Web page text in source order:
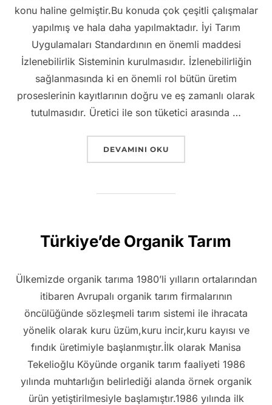
konu haline gelmiştir.Bu konuda çok çeşitli çalışmalar
yapılmış ve hala daha yapılmaktadır. İyi Tarım
Uygulamaları Standardının en önemli maddesi
İzlenebilirlik Sisteminin kurulmasıdır. İzlenebilirliğin
sağlanmasında ki en önemli rol bütün üretim
proseslerinin kayıtlarının doğru ve eş zamanlı olarak
tutulmasıdır. Üretici ile son tüketici arasında …
“TARIMSAL ÜRÜNLERIN
DEVAMINI OKU
Türkiye’de Organik Tarım
Ülkemizde organik tarıma 1980’li yılların ortalarından
itibaren Avrupalı organik tarım firmalarının
öncülüğünde sözleşmeli tarım sistemi ile ihracata
yönelik olarak kuru üzüm,kuru incir,kuru kayısı ve
fındık üretimiyle başlanmıştır.İlk olarak Manisa
Tekelioğlu Köyünde organik tarım faaliyeti 1986
yılında muhtarlığın belirlediği alanda örnek organik
ürün yetiştirilmesiyle başlamıştır.1986 yılında ilk